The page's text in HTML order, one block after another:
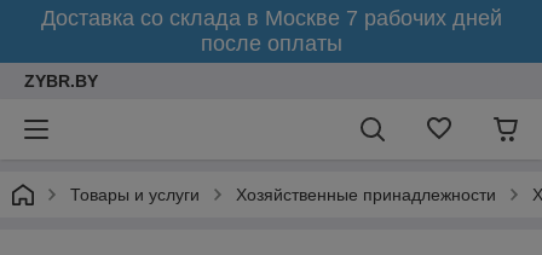
Доставка со склада в Москве 7 рабочих дней
после оплаты
ZYBR.BY
Товары и услуги Хозяйственные принадлежности